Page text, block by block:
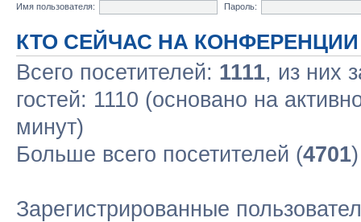
Имя пользователя:
Пароль:
КТО СЕЙЧАС НА КОНФЕРЕНЦИИ
Всего посетителей: 1111, из них
гостей: 1110 (основано на
минут)
Больше всего посетителей (4701
Зарегистрированные